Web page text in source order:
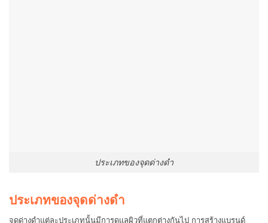
ประเภทของจุดด่างดำ
ประเภทของจุดด่างดำ
จุดด่างดำแต่ละประเภทนั้นมีการดูแลผิวที่แตกต่างกันไป การสร้างแบรนด์